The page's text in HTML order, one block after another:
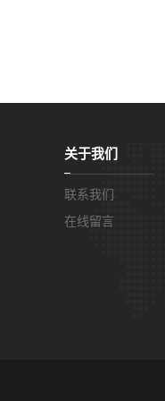
关于我们
联系我们
在线留言